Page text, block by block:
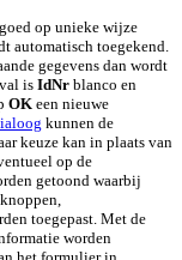
op unieke wijze
automatisch toegekend.
gegevens dan wordt
is IdNr blanco en
OK een nieuwe
kunnen de
keuze kan in plaats van
op de
getoond waarbij
toegepast. Met de
worden